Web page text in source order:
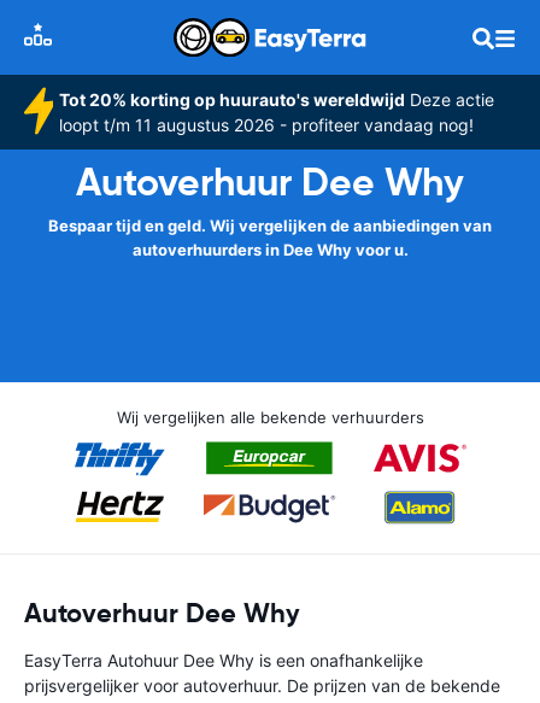
Tot 20% korting op huurauto's wereldwijd Deze actie
loopt t/m 11 augustus 2026 - profiteer vandaag nog!
Autoverhuur Dee Why
Bespaar tijd en geld. Wij vergelijken de aanbiedingen van
autoverhuurders in Dee Why voor u.
Wij vergelijken alle bekende verhuurders
Autoverhuur Dee Why
EasyTerra Autohuur Dee Why is een onafhankelijke
prijsvergelijker voor autoverhuur. De prijzen van de bekende